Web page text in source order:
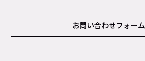
お問い合わせフォーム